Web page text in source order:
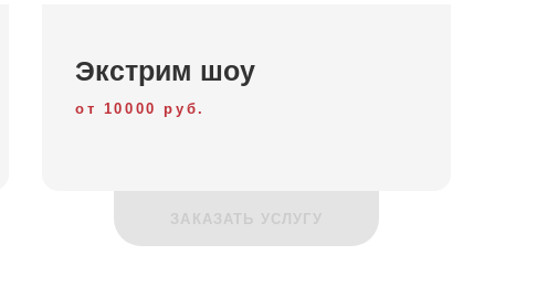
Экстрим шоу
от 10000 руб.
ЗАКАЗАТЬ УСЛУГУ